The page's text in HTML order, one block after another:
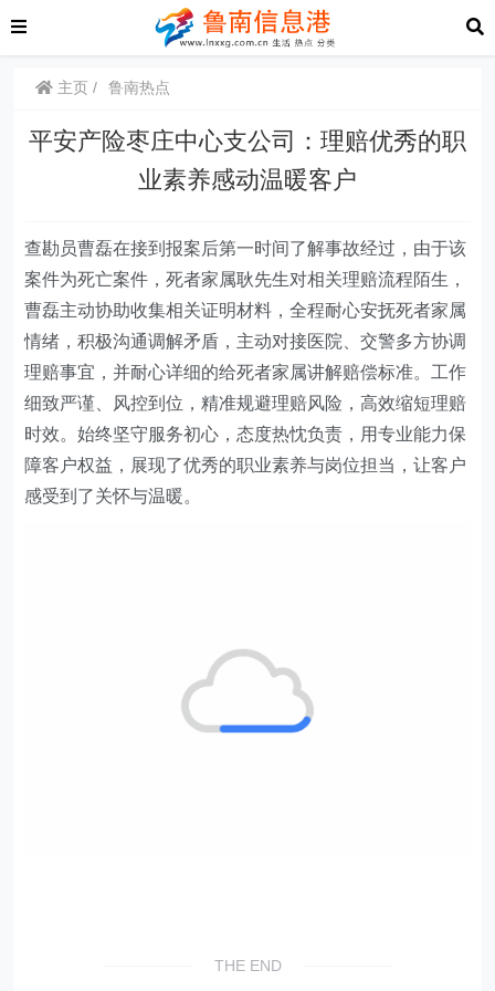
主页 鲁南热点
平安产险枣庄中心支公司：理赔优秀的职
业素养感动温暖客户
查勘员曹磊在接到报案后第一时间了解事故经过，由于该
案件为死亡案件，死者家属耿先生对相关理赔流程陌生，
曹磊主动协助收集相关证明材料，全程耐心安抚死者家属
情绪，积极沟通调解矛盾，主动对接医院、交警多方协调
理赔事宜，并耐心详细的给死者家属讲解赔偿标准。工作
细致严谨、风控到位，精准规避理赔风险，高效缩短理赔
时效。始终坚守服务初心，态度热忱负责，用专业能力保
障客户权益，展现了优秀的职业素养与岗位担当，让客户
感受到了关怀与温暖。
THE END